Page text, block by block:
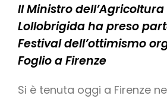
Il Ministro
Lollobrigida ha preso
Festival dell’ottimismo
Foglio a Firenze
Si è tenuta oggi a Firenze